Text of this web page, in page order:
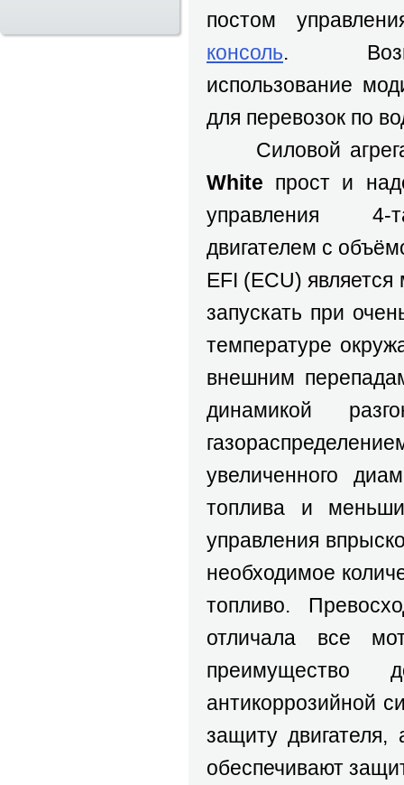
постом
консоль.
использование
для перевозок по
Силовой
White прост и
управления 4-
двигателем с
EFI (ECU) является
запускать при
температуре
внешним
динамикой
увеличенного
топлива и
управления
необходимое
топливо.
отличала все
преимущество
антикоррозийной
защиту
обеспечивают